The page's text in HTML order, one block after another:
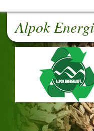
Alpok